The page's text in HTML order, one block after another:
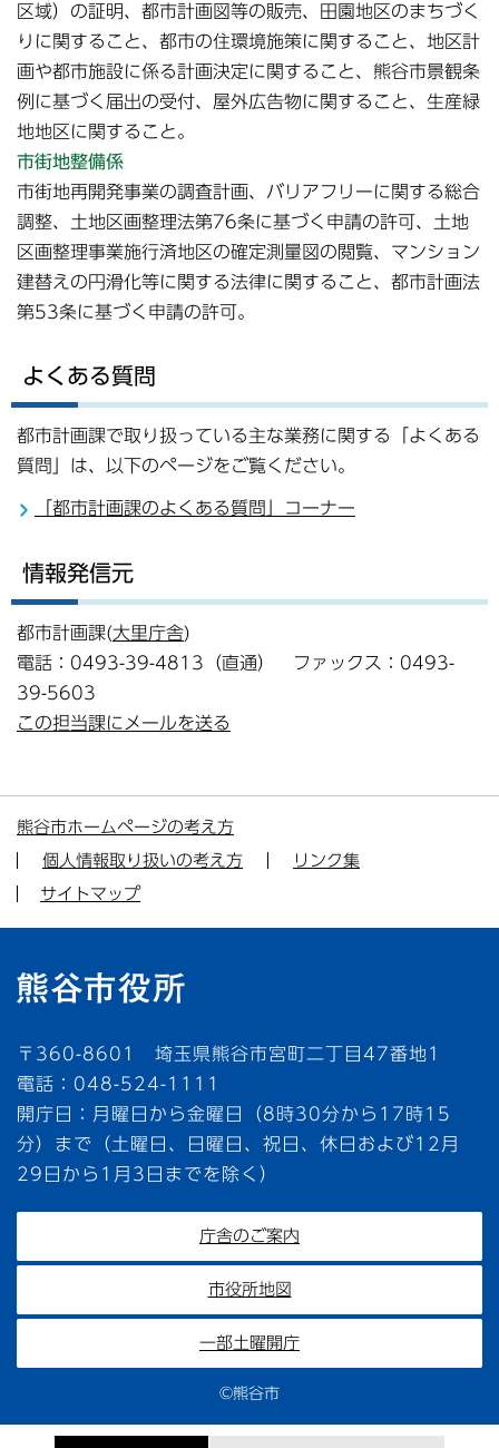
区域）の証明、都市計画図等の販売、田園地区のまちづく
りに関すること、都市の住環境施策に関すること、地区計
画や都市施設に係る計画決定に関すること、熊谷市景観条
例に基づく届出の受付、屋外広告物に関すること、生産緑
地地区に関すること。
市街地整備係
市街地再開発事業の調査計画、バリアフリーに関する総合
調整、土地区画整理法第76条に基づく申請の許可、土地
区画整理事業施行済地区の確定測量図の閲覧、マンション
建替えの円滑化等に関する法律に関すること、都市計画法
第53条に基づく申請の許可。
よくある質問
都市計画課で取り扱っている主な業務に関する「よくある
質問」は、以下のページをご覧ください。
「都市計画課のよくある質問」コーナー
情報発信元
都市計画課(大里庁舎)
電話：0493-39-4813（直通） ファックス：0493-
39-5603
この担当課にメールを送る
熊谷市ホームページの考え方
個人情報取り扱いの考え方
リンク集
サイトマップ
〒360-8601 埼玉県熊谷市宮町二丁目47番地1
電話：048-524-1111
開庁日：月曜日から金曜日（8時30分から17時15
分）まで（土曜日、日曜日、祝日、休日および12月
29日から1月3日までを除く）
庁舎のご案内
市役所地図
一部土曜開庁
©熊谷市